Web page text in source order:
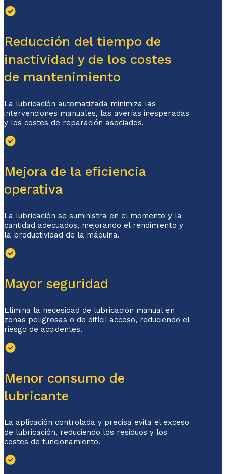
Reducción del tiempo de
inactividad y de los costes
de mantenimiento
La lubricación automatizada minimiza las
intervenciones manuales, las averías inesperadas
y los costes de reparación asociados.
Mejora de la eficiencia
operativa
La lubricación se suministra en el momento y la
cantidad adecuados, mejorando el rendimiento y
la productividad de la máquina.
Mayor seguridad
Elimina la necesidad de lubricación manual en
zonas peligrosas o de difícil acceso, reduciendo el
riesgo de accidentes.
Menor consumo de
lubricante
La aplicación controlada y precisa evita el exceso
de lubricación, reduciendo los residuos y los
costes de funcionamiento.